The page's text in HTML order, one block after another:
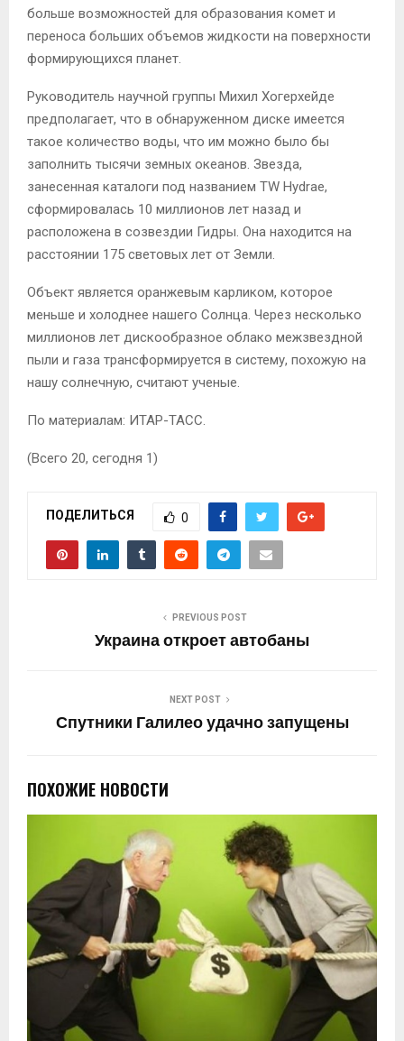
больше возможностей для образования комет и
переноса больших объемов жидкости на поверхности
формирующихся планет.
Руководитель научной группы Михил Хогерхейде
предполагает, что в обнаруженном диске имеется
такое количество воды, что им можно было бы
заполнить тысячи земных океанов. Звезда,
занесенная каталоги под названием TW Hydrae,
сформировалась 10 миллионов лет назад и
расположена в созвездии Гидры. Она находится на
расстоянии 175 световых лет от Земли.
Объект является оранжевым карликом, которое
меньше и холоднее нашего Солнца. Через несколько
миллионов лет дискообразное облако межзвездной
пыли и газа трансформируется в систему, похожую на
нашу солнечную, считают ученые.
По материалам: ИТАР-ТАСС.
(Всего 20, сегодня 1)
ПОДЕЛИТЬСЯ 0
PREVIOUS POST
Украина откроет автобаны
NEXT POST
Спутники Галилео удачно запущены
ПОХОЖИЕ НОВОСТИ